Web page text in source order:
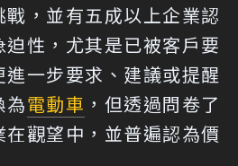
，並有五成以上企業認
性，尤其是已被客戶要
一步要求、建議或提醒
為電動車 ，但透過問卷了
觀望中，並普遍認為價